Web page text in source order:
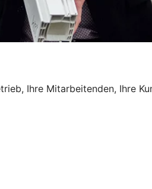
Ihre Mitarbeitenden, Ihre